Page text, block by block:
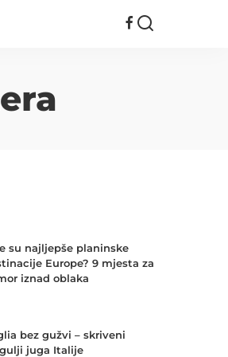
su najljepše planinske
Europe? 9 mjesta za
iznad oblaka
bez gužvi – skriveni
juga Italije